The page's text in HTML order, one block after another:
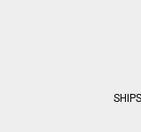
SHIPS